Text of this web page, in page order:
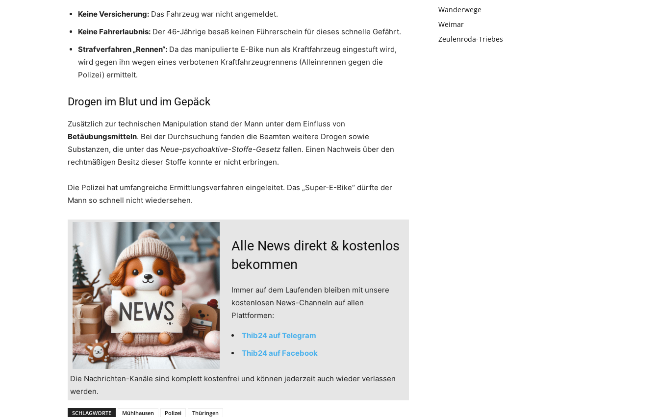
Keine Versicherung: Das Fahrzeug war nicht angemeldet.
Keine Fahrerlaubnis: Der 46-Jährige besaß keinen Führerschein für dieses schnelle Gefährt.
Strafverfahren „Rennen“: Da das manipulierte E-Bike nun als Kraftfahrzeug eingestuft wird,
wird gegen ihn wegen eines verbotenen Kraftfahrzeugrennens (Alleinrennen gegen die
Polizei) ermittelt.
Drogen im Blut und im Gepäck
Zusätzlich zur technischen Manipulation stand der Mann unter dem Einfluss von
Betäubungsmitteln. Bei der Durchsuchung fanden die Beamten weitere Drogen sowie
Substanzen, die unter das Neue-psychoaktive-Stoffe-Gesetz fallen. Einen Nachweis über den
rechtmäßigen Besitz dieser Stoffe konnte er nicht erbringen.
Die Polizei hat umfangreiche Ermittlungsverfahren eingeleitet. Das „Super-E-Bike“ dürfte der
Mann so schnell nicht wiedersehen.
Alle News direkt & kostenlos
bekommen
Immer auf dem Laufenden bleiben mit unsere
kostenlosen News-Channeln auf allen
Plattformen:
Thib24 auf Telegram
Thib24 auf Facebook
Die Nachrichten-Kanäle sind komplett kostenfrei und können jederzeit auch wieder verlassen
werden.
SCHLAGWORTE Mühlhausen Polizei Thüringen
Wanderwege
Weimar
Zeulenroda-Triebes